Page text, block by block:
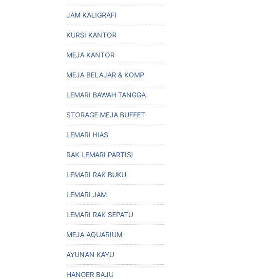
JAM KALIGRAFI
KURSI KANTOR
MEJA KANTOR
MEJA BELAJAR & KOMP
LEMARI BAWAH TANGGA
STORAGE MEJA BUFFET
LEMARI HIAS
RAK LEMARI PARTISI
LEMARI RAK BUKU
LEMARI JAM
LEMARI RAK SEPATU
MEJA AQUARIUM
AYUNAN KAYU
HANGER BAJU